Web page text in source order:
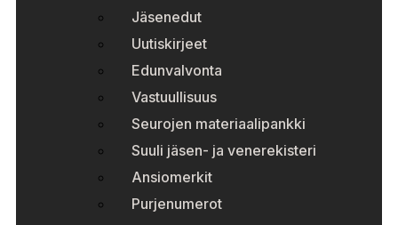
Jäsenedut
Uutiskirjeet
Edunvalvonta
Vastuullisuus
Seurojen materiaalipankki
Suuli jäsen- ja venerekisteri
Ansiomerkit
Purjenumerot